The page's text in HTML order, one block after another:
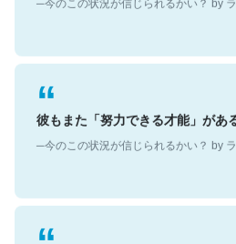
彼もまた「努力できる才能」があ